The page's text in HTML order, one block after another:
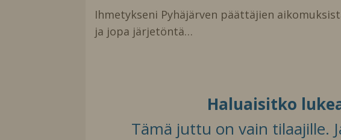
Ihmetykseni Pyhäjärven päättäjien
ja jopa järjetöntä…
Haluaisitko
Tämä juttu on vain tilaajille.